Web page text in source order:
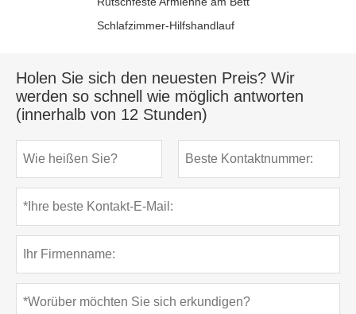
Schlafzimmer-Hilfshandlauf
Holen Sie sich den neuesten Preis? Wir
werden so schnell wie möglich antworten
(innerhalb von 12 Stunden)